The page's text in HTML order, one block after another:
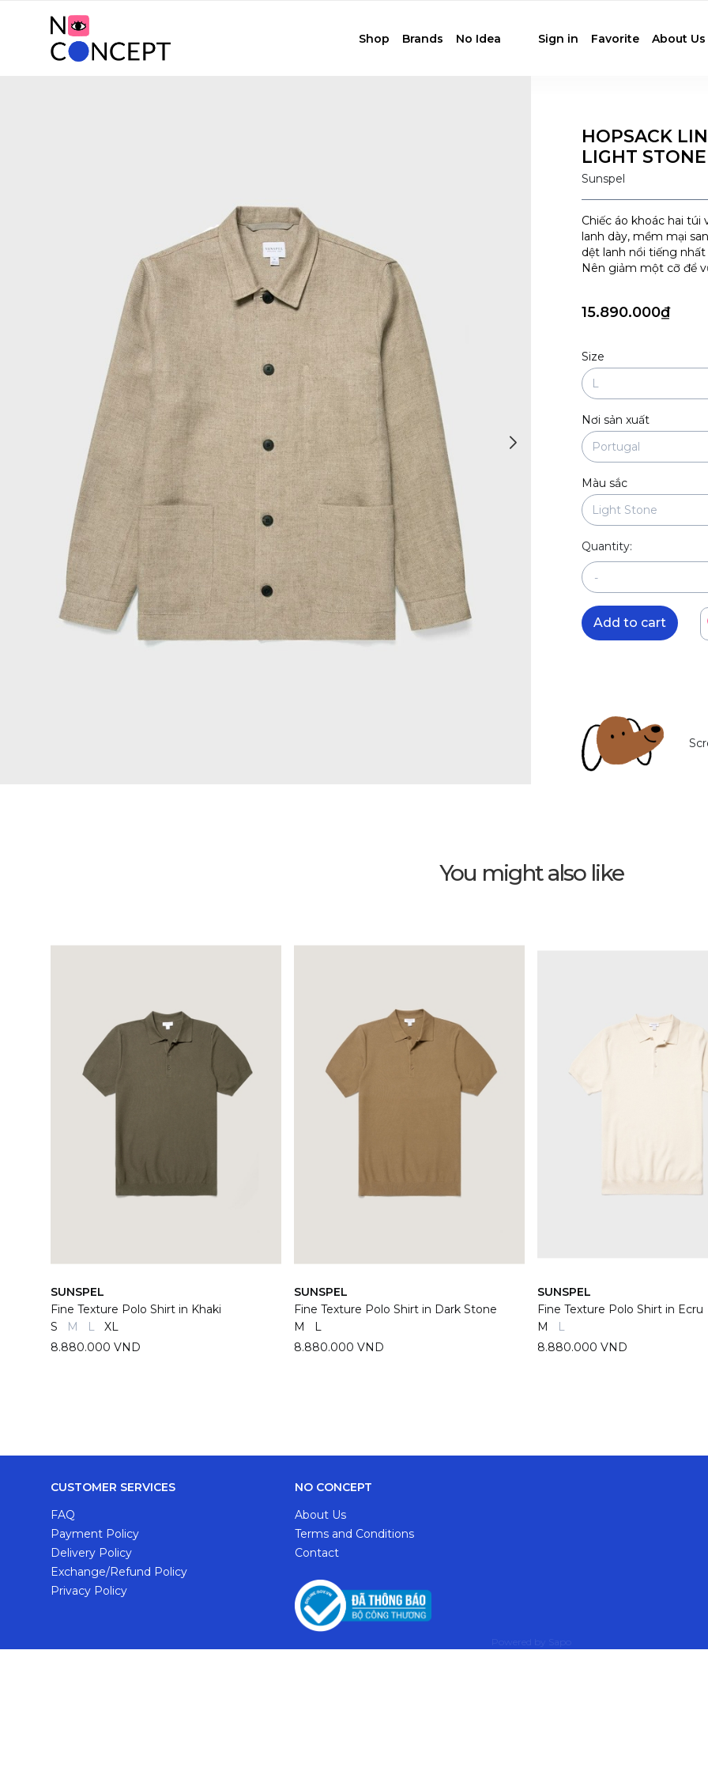
Shop Brands No Idea Sign in Favorite About Us
HOPSACK
LIGHT STONE
Sunspel
Chiếc áo khoác hai
lanh dày, mềm mại
dệt lanh nổi tiếng
Nên giảm một cỡ để
15.890.000₫
Size
Nơi sản xuất
Màu sắc
Quantity:
-
Add to cart
You might also like
SUNSPEL
Fine Texture Polo Shirt in Khaki
S
M L
XL
8.880.000 VND
SUNSPEL
Fine Texture Polo Shirt in Dark Stone
M
L
8.880.000 VND
SUNSPEL
Fine Texture Polo Shirt in Ecru
M
L
8.880.000 VND
CUSTOMER SERVICES
FAQ
Payment Policy
Delivery Policy
Exchange/Refund Policy
Privacy Policy
NO CONCEPT
About Us
Terms and Conditions
Contact